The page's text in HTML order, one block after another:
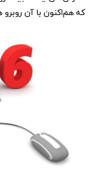
که هم‌اکنون با آن